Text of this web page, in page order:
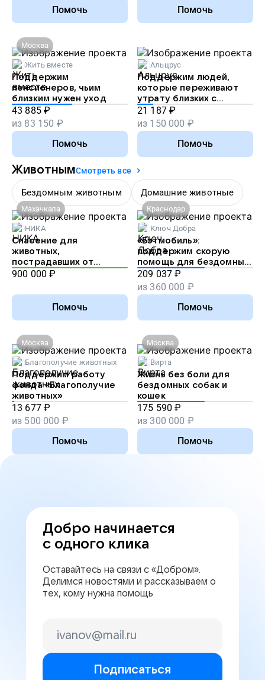
Помочь
Помочь
Москва
Жить вместе
Поддержим
пенсионеров, чьим
близким нужен уход
43 885 ₽
из 83 150 ₽
Помочь
Альцрус
Поддержим людей,
которые переживают
утрату близких с
деменцией
21 187 ₽
из 150 000 ₽
Помочь
ЖивотнымСмотреть все
Бездомным животным Домашние животные
Махачкала
НИКА
Спасение для
животных,
пострадавших от
наводнения в
900 000 ₽
Помочь
Краснодар
Ключ Добра
«Бэтмобиль»:
поддержим скорую
помощь для бездомных
животных
209 037 ₽
из 360 000 ₽
Помочь
Москва
Благополучие животных
Поддержим работу
фонда «Благополучие
животных»
13 677 ₽
из 500 000 ₽
Помочь
Москва
Вирта
Жизнь без боли для
бездомных собак и
кошек
175 590 ₽
из 300 000 ₽
Помочь
Добро начинается
с одного клика
Оставайтесь на связи с «Добром».
Делимся новостями и рассказываем о
тех, кому нужна помощь
Подписаться